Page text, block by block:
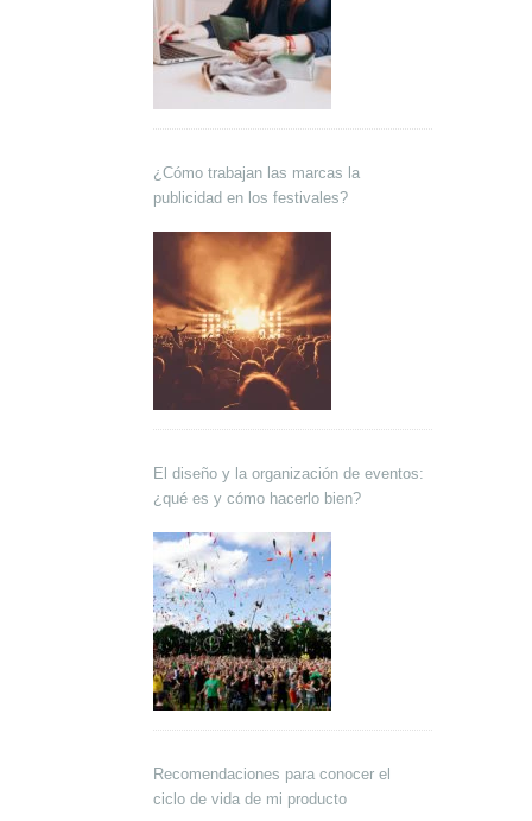
¿Cómo trabajan las marcas la
publicidad en los festivales?
El diseño y la organización de eventos:
¿qué es y cómo hacerlo bien?
Recomendaciones para conocer el
ciclo de vida de mi producto